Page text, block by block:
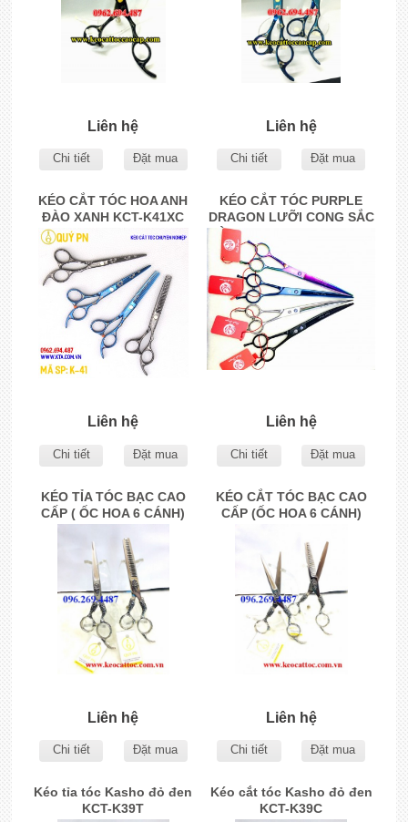
Liên hệ
Chi tiết Đặt mua
Liên hệ
Chi tiết Đặt mua
KÉO CẮT TÓC HOA ANH
ĐÀO XANH KCT-K41XC
Liên hệ
Chi tiết Đặt mua
KÉO CẮT TÓC PURPLE
DRAGON LƯỠI CONG SẮC
MÀU KCT-K31C 8.0 INCHES
Liên hệ
Chi tiết Đặt mua
KÉO TỈA TÓC BẠC CAO
CẤP ( ỐC HOA 6 CÁNH)
Liên hệ
Chi tiết Đặt mua
KÉO CẮT TÓC BẠC CAO
CẤP (ỐC HOA 6 CÁNH)
Liên hệ
Chi tiết Đặt mua
Kéo tỉa tóc Kasho đỏ đen
KCT-K39T
Kéo cắt tóc Kasho đỏ đen
KCT-K39C